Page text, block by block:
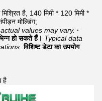
है, 140 मिमी * 120 मिमी *
मोल्डिंग;
values may vary. ·
हो सकते हैं। Typical data
विशिष्ट डेटा का उपयोग
है